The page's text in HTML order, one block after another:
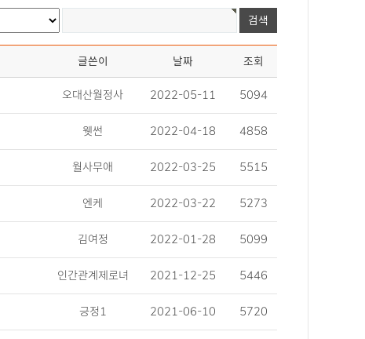
글쓴이 날짜 조회
오대산월정사 2022-05-11 5094
웻썬 2022-04-18 4858
월사무애 2022-03-25 5515
엔케 2022-03-22 5273
김여정 2022-01-28 5099
인간관계제로녀 2021-12-25 5446
긍정1 2021-06-10 5720